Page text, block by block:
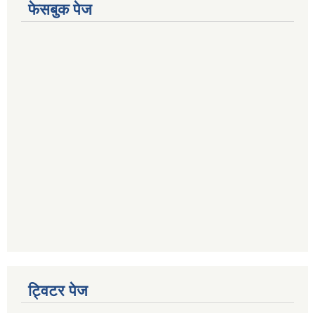
फेसबुक पेज
ट्विटर पेज